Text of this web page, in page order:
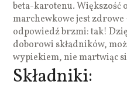
beta-karotenu. Większość
marchewkowe jest
odpowiedź brzmi: tak!
doborowi składników,
wypiekiem, nie martwiąc
Składniki: